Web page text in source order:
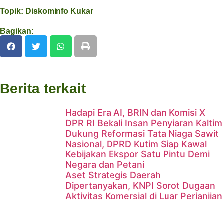
Topik: Diskominfo Kukar
Bagikan:
Berita terkait
Hadapi Era AI, BRIN dan Komisi X
DPR RI Bekali Insan Penyiaran Kaltim
Dukung Reformasi Tata Niaga Sawit
Nasional, DPRD Kutim Siap Kawal
Kebijakan Ekspor Satu Pintu Demi
Negara dan Petani
Aset Strategis Daerah
Dipertanyakan, KNPI Sorot Dugaan
Aktivitas Komersial di Luar Perjanjian